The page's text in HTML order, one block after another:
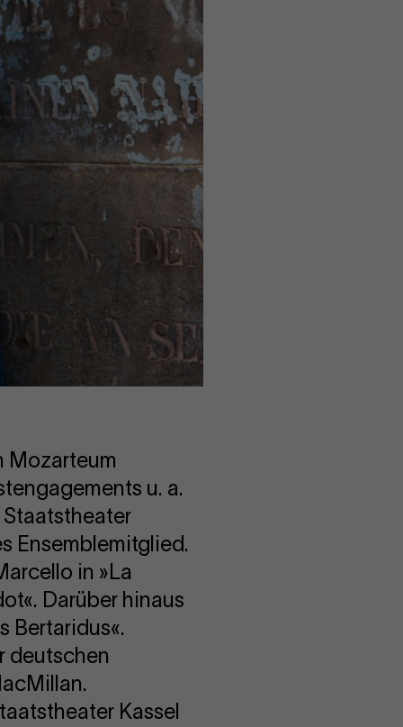
Mozarteum
u. a.
Staatstheater
Ensemblemitglied.
in »La
Darüber hinaus
Bertaridus«.
deutschen
Kassel